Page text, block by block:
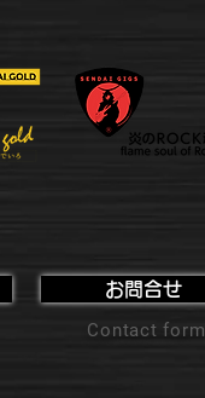
お問合せ
Contact form